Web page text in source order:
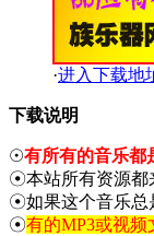
·进入下载地
下载说明
☉有所有的音乐都
☉本站所有资源都
☉如果这个音乐总
☉有的MP3或视